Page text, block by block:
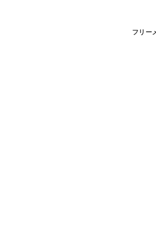
フリー